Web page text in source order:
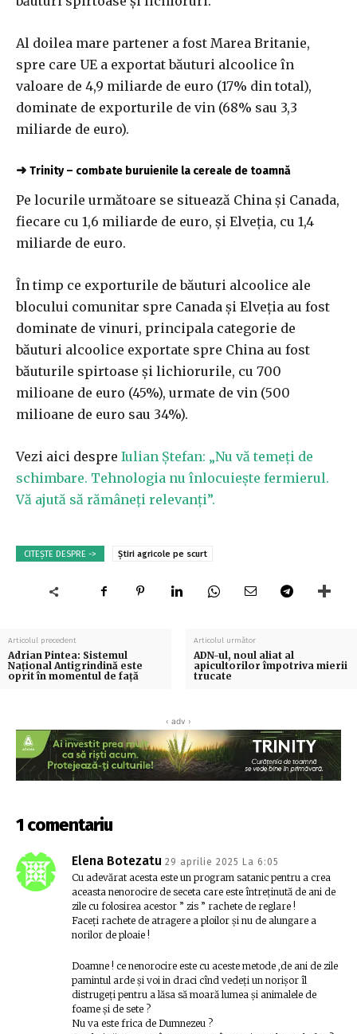
Al doilea mare partener a fost Marea Britanie,
spre care UE a exportat băuturi alcoolice în
valoare de 4,9 miliarde de euro (17% din total),
dominate de exporturile de vin (68% sau 3,3
miliarde de euro).
➜ Trinity – combate buruienile la cereale de toamnă
Pe locurile următoare se situează China şi Canada,
fiecare cu 1,6 miliarde de euro, şi Elveţia, cu 1,4
miliarde de euro.
În timp ce exporturile de băuturi alcoolice ale
blocului comunitar spre Canada şi Elveţia au fost
dominate de vinuri, principala categorie de
băuturi alcoolice exportate spre China au fost
băuturile spirtoase şi lichiorurile, cu 700
milioane de euro (45%), urmate de vin (500
milioane de euro sau 34%).
Vezi aici despre Iulian Ștefan: „Nu vă temeți de
schimbare. Tehnologia nu înlocuiește fermierul.
Vă ajută să rămâneți relevanți”.
CITEȘTE DESPRE -> Știri agricole pe scurt
Articolul precedent
Adrian Pintea: Sistemul
Naţional Antigrindină este
oprit în momentul de faţă
Articolul următor
ADN-ul, noul aliat al
apicultorilor împotriva mierii
trucate
‹ adv ›
1 comentariu
Elena Botezatu 29 aprilie 2025 La 6:05
Cu adevărat acesta este un program satanic pentru a crea
aceasta nenorocire de seceta care este întreținută de ani de
zile cu folosirea acestor ” zis ” rachete de reglare !
Faceți rachete de atragere a ploilor și nu de alungare a
norilor de ploaie !
Doamne ! ce nenorocire este cu aceste metode ,de ani de zile
pamintul arde și voi in draci cînd vedeți un norișor îl
distrugeți pentru a lăsa să moară lumea și animalele de
foame și de sete ?
Nu va este frica de Dumnezeu ?